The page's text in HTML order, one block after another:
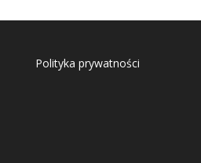
Polityka prywatności